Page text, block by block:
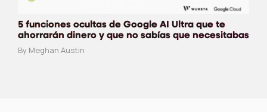
5 funciones ocultas de Google AI Ultra que te
ahorrarán dinero y que no sabías que necesitabas
By Meghan Austin